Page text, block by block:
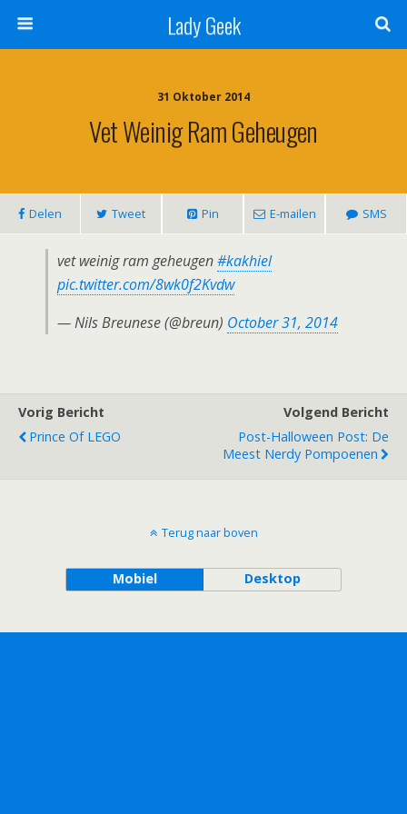
Lady Geek
31 Oktober 2014
Vet Weinig Ram Geheugen
Delen Tweet Pin E-mailen SMS
vet weinig ram geheugen#kakhiel
pic.twitter.com/8wk0f2Kvdw
— Nils Breunese (@breun) October 31, 2014
Vorig Bericht
Prince Of LEGO
Volgend Bericht
Post-Halloween Post: De
Meest Nerdy Pompoenen
Terug naar boven
Mobiel Desktop